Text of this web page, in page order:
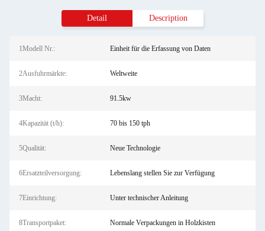
Detail Description
1Modell Nr.: Einheit für die Erfassung von Daten
2Ausfuhrmärkte: Weltweite
3Macht: 91.5kw
4Kapazität (t/h): 70 bis 150 tph
5Qualität: Neue Technologie
6Ersatzteilversorgung: Lebenslang stellen Sie zur Verfügung
7Einrichtung: Unter technischer Anleitung
8Transportpaket: Normale Verpackungen in Holzkisten